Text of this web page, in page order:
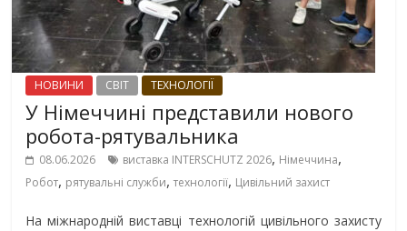
НОВИНИ СВІТ ТЕХНОЛОГІЇ
У Німеччині представили нового
робота-рятувальника
08.06.2026 виставка INTERSCHUTZ 2026, Німеччина,
Робот, рятувальні служби,технології, Цивільний захист
На міжнародній виставці технологій цивільного захисту